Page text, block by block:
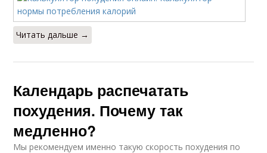
Читать дальше →
Календарь распечатать
похудения. Почему так
медленно?
Мы рекомендуем именно такую скорость похудения по